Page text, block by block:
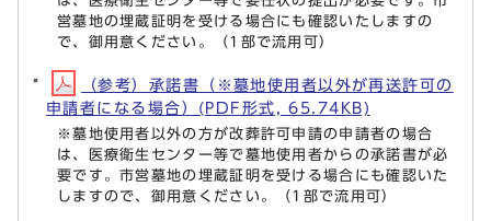
営墓地の埋蔵証明を受ける場合にも確認いたしますの
で、御用意ください。（1部で流用可）
（参考）承諾書（※墓地使用者以外が再送許可の
申請者になる場合）(PDF形式, 65.74KB)
※墓地使用者以外の方が改葬許可申請の申請者の場合
は、医療衛生センター等で墓地使用者からの承諾書が必
要です。市営墓地の埋蔵証明を受ける場合にも確認いた
しますので、御用意ください。（1部で流用可）